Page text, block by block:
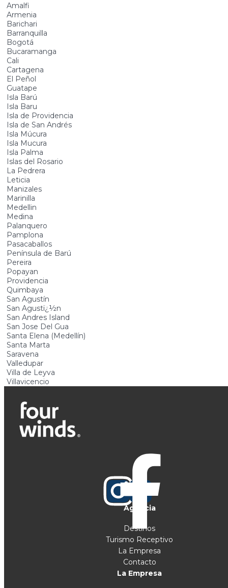
Amalfi
Armenia
Barichari
Barranquilla
Bogotá
Bucaramanga
Cali
Cartagena
El Peñol
Guatape
Isla Barú
Isla Baru
Isla de Providencia
Isla de San Andrés
Isla Múcura
Isla Mucura
Isla Palma
Islas del Rosario
La Pedrera
Leticia
Manizales
Marinilla
Medellin
Medina
Palanquero
Pamplona
Pasacaballos
Península de Barú
Pereira
Popayan
Providencia
Quimbaya
San Agustín
San Agustï¿½n
San Andres Island
San Jose Del Gua
Santa Elena (Medellín)
Santa Marta
Saravena
Valledupar
Villa de Leyva
Villavicencio
Agencia
Destinos
Turismo Receptivo
La Empresa
Contacto
La Empresa